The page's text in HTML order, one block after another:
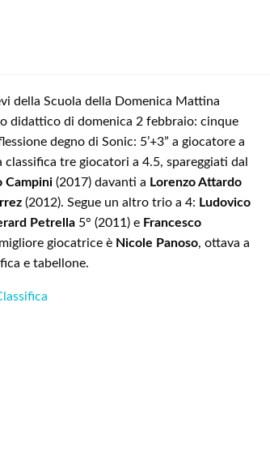
della Scuola della Domenica Mattina
didattico di domenica 2 febbraio: cinque
degno di Sonic: 5’+3” a giocatore a
classifica tre giocatori a 4.5, spareggiati dal
Campini (2017) davanti a Lorenzo Attardo
(2012). Segue un altro trio a 4: Ludovico
Petrella 5° (2011) e Francesco
giocatrice è Nicole Panoso, ottava a
e tabellone.